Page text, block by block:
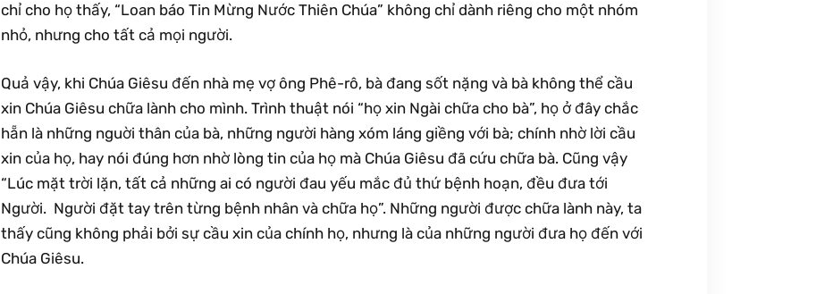
chỉ cho họ thấy, “Loan báo Tin Mừng Nước Thiên Chúa” không chỉ dành riêng cho một nhóm
nhỏ, nhưng cho tất cả mọi người.
Quả vậy, khi Chúa Giêsu đến nhà mẹ vợ ông Phê-rô, bà đang sốt nặng và bà không thể cầu
xin Chúa Giêsu chữa lành cho mình. Trình thuật nói “họ xin Ngài chữa cho bà”, họ ở đây chắc
hẵn là những nguời thân của bà, những người hàng xóm láng giềng với bà; chính nhờ lời cầu
xin của họ, hay nói đúng hơn nhờ lòng tin của họ mà Chúa Giêsu đã cứu chữa bà. Cũng vậy
“Lúc mặt trời lặn, tất cả những ai có người đau yếu mắc đủ thứ bệnh hoạn, đều đưa tới
Người. Người đặt tay trên từng bệnh nhân và chữa họ”. Những người được chữa lành này, ta
thấy cũng không phải bởi sự cầu xin của chính họ, nhưng là của những người đưa họ đến với
Chúa Giêsu.